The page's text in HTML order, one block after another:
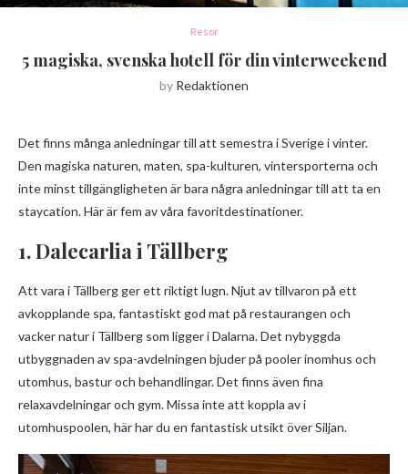
Resor
5 magiska, svenska hotell för din vinterweekend
by Redaktionen
Det finns många anledningar till att semestra i Sverige i vinter.
Den magiska naturen, maten, spa-kulturen, vintersporterna och
inte minst tillgängligheten är bara några anledningar till att ta en
staycation. Här är fem av våra favoritdestinationer.
1. Dalecarlia i Tällberg
Att vara i Tällberg ger ett riktigt lugn. Njut av tillvaron på ett
avkopplande spa, fantastiskt god mat på restaurangen och
vacker natur i Tällberg som ligger i Dalarna. Det nybyggda
utbyggnaden av spa-avdelningen bjuder på pooler inomhus och
utomhus, bastur och behandlingar. Det finns även fina
relaxavdelningar och gym. Missa inte att koppla av i
utomhuspoolen, här har du en fantastisk utsikt över Siljan.